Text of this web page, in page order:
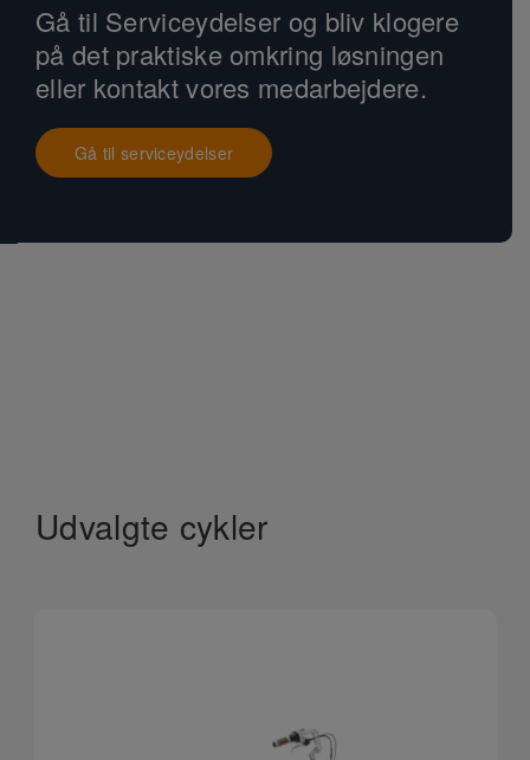
Gå til Serviceydelser og bliv klogere
på det praktiske omkring løsningen
eller kontakt vores medarbejdere.
Gå til serviceydelser
Udvalgte cykler